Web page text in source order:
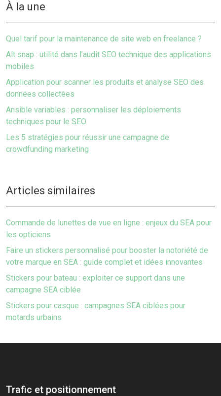
À la une
Quel tarif pour la maintenance de site web en freelance ?
Alt snap : utilité dans l’audit SEO technique des applications
mobiles
Application pour scanner les produits et analyse SEO des
données collectées
Ansible variables : personnaliser les déploiements
techniques pour le SEO
Les 5 stratégies pour réussir une campagne de
crowdfunding marketing
Articles similaires
Commande de lunettes de vue en ligne : enjeux du SEA pour
les opticiens
Faire un stickers personnalisé pour booster la notoriété de
votre marque en SEA : guide complet et idées innovantes
Stickers pour bateau : exploiter ce support dans une
campagne SEA ciblée
Stickers pour casque : campagnes SEA ciblées pour
motards urbains
Trafic et positionnement